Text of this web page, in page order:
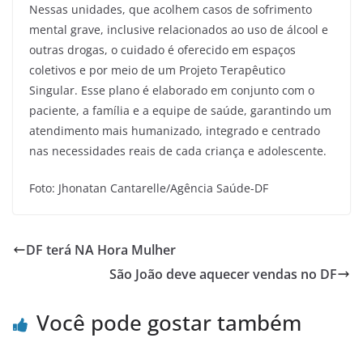
Nessas unidades, que acolhem casos de sofrimento
mental grave, inclusive relacionados ao uso de álcool e
outras drogas, o cuidado é oferecido em espaços
coletivos e por meio de um Projeto Terapêutico
Singular. Esse plano é elaborado em conjunto com o
paciente, a família e a equipe de saúde, garantindo um
atendimento mais humanizado, integrado e centrado
nas necessidades reais de cada criança e adolescente.
Foto: Jhonatan Cantarelle/Agência Saúde-DF
DF terá NA Hora Mulher
São João deve aquecer vendas no DF
Você pode gostar também